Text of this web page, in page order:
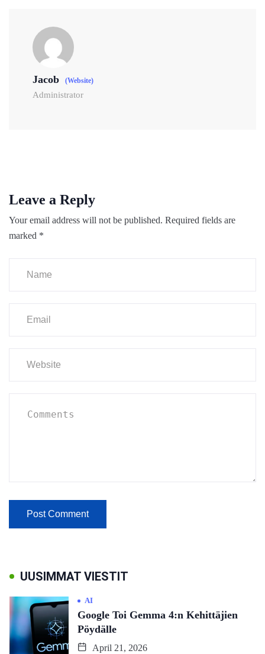
Jacob (Website)
Administrator
Leave a Reply
Your email address will not be published. Required fields are
marked *
UUSIMMAT VIESTIT
AI
Google Toi Gemma 4:n Kehittäjien
Pöydälle
April 21, 2026